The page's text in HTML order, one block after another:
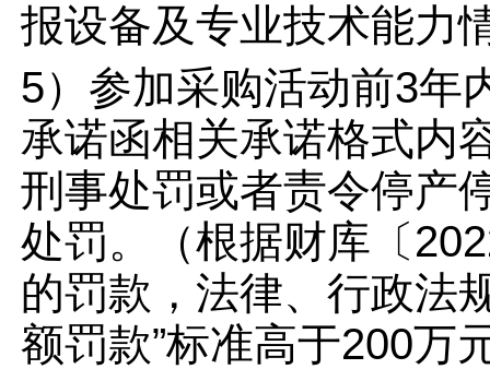
报设备及专业技术能力
5）参加采购活动前3年
承诺函相关承诺格式内
刑事处罚或者责令停产
处罚。（根据财库〔
的罚款，法律、行政法
额罚款”标准高于200万